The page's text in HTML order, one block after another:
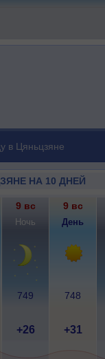
в Цяньцзяне
НА 10 ДНЕЙ
9 вс 9 вс
Ночь День
749 748
+26 +31